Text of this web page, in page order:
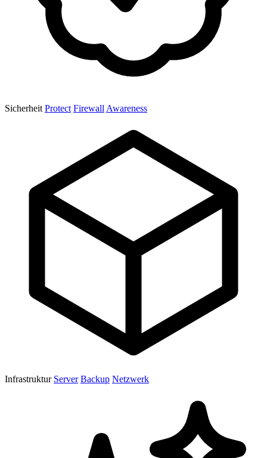
Sicherheit Protect Firewall Awareness
Infrastruktur Server Backup Netzwerk